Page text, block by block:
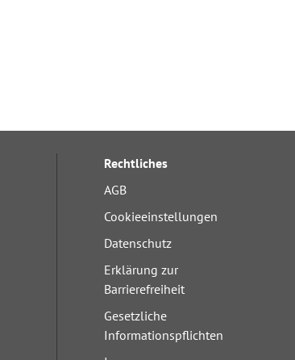
Rechtliches
AGB
Cookieeinstellungen
Datenschutz
Erklärung zur
Barrierefreiheit
Gesetzliche
Informationspflichten